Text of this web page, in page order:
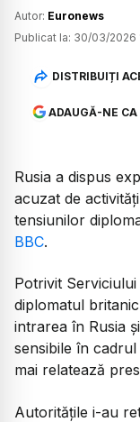
Autor: Euronews
Publicat la: 30/03/2026
DISTRIBUIȚI
ADAUGĂ-NE CA
Rusia a dispus
acuzat de
tensiunilor
BBC.
Potrivit
diplomatul
intrarea în Rusia
sensibile în
mai relatează
Autoritățile i-au